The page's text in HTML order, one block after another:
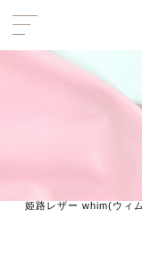
姫路レザー whim(ウィ